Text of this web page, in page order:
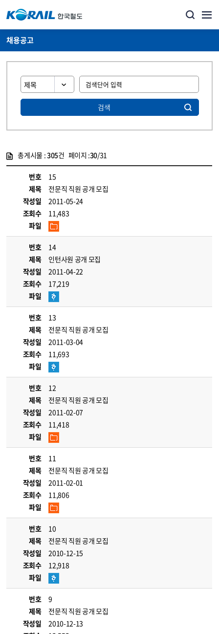
채용공고
검색
총게시물 :305건 페이지 :30/31
번호
15
제목
전문직 직원 공개 모집
작성일
2011-05-24
조회수
11,483
파일
번호
14
제목
인턴사원 공개 모집
작성일
2011-04-22
조회수
17,219
파일
번호
13
제목
전문직 직원 공개 모집
작성일
2011-03-04
조회수
11,693
파일
번호
12
제목
전문직 직원 공개 모집
작성일
2011-02-07
조회수
11,418
파일
번호
11
제목
전문직 직원 공개 모집
작성일
2011-02-01
조회수
11,806
파일
번호
10
제목
전문직 직원 공개 모집
작성일
2010-12-15
조회수
12,918
파일
번호
9
제목
전문직 직원 공개 모집
작성일
2010-12-13